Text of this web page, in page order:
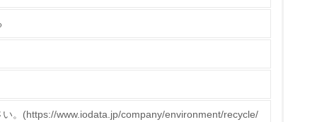
理解し、実践している
い。(https://www.iodata.jp/company/environment/recycle/